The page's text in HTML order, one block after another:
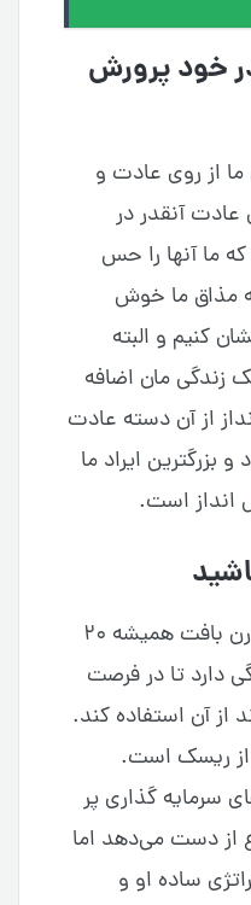
در خود پرورش
از روی عادت و
عادت آنقدر در
ما آنها را حس
مذاق ما خوش
کنیم و البته
زندگی مان اضافه
از آن دسته عادت
ایراد ما
است.
هولدینگ تحت مدیریت وارن بافت همیشه ۲۰
دارد تا در فرصت
از آن استفاده کند.
از ریسک است.
سرمایه گذاری پر
از دست می‌دهد اما
ساده او و